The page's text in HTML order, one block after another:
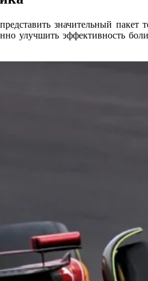
значительный
улучшить эффективность